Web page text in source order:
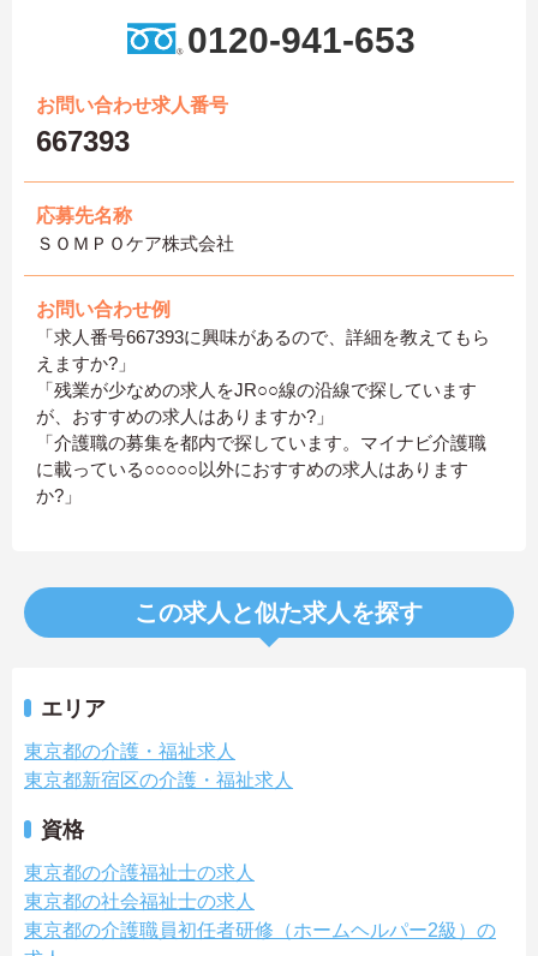
0120-941-653
お問い合わせ求人番号
667393
応募先名称
ＳＯＭＰＯケア株式会社
お問い合わせ例
「求人番号667393に興味があるので、詳細を教えてもら
えますか?」
「残業が少なめの求人をJR○○線の沿線で探しています
が、おすすめの求人はありますか?」
「介護職の募集を都内で探しています。マイナビ介護職
に載っている○○○○○以外におすすめの求人はあります
か?」
この求人と似た求人を探す
エリア
東京都の介護・福祉求人
東京都新宿区の介護・福祉求人
資格
東京都の介護福祉士の求人
東京都の社会福祉士の求人
東京都の介護職員初任者研修（ホームヘルパー2級）の